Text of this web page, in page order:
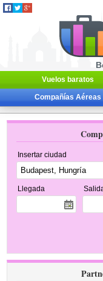
Vuelos baratos
Compañías Aéreas
Insertar ciudad
Llegada